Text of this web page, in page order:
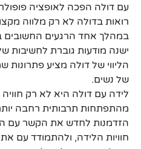
עם דולה הפכה לאופציה
רואות בדולה לא רק מלווה
במהלך אחד הרגעים החשובים
ישנה מודעות גוברת לחשיבות
הליווי של דולה מציע
של נשים.
לידה עם דולה היא לא רק
מהתפתחות תרבותית רחבה
הזדמנות לחדש את הקשר עם
חוויות הלידה, ולהתמודד עם